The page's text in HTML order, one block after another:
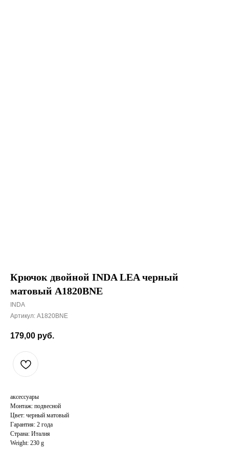
Крючок двойной INDA LEA черный
матовый A1820BNE
INDA
Артикул: A1820BNE
179,00 руб.
аксессуары
Монтаж: подвесной
Цвет: черный матовый
Гарантия: 2 года
Страна: Италия
Weight: 230 g